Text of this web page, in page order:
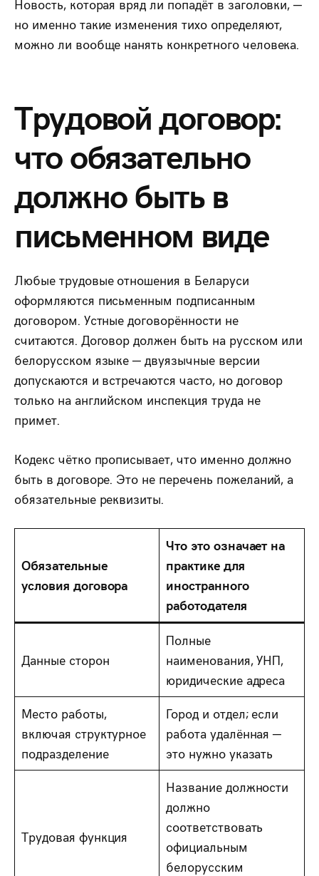
Новость, которая вряд ли попадёт в заголовки, —
но именно такие изменения тихо определяют,
можно ли вообще нанять конкретного человека.
Трудовой договор:
что обязательно
должно быть в
письменном виде
Любые трудовые отношения в Беларуси
оформляются письменным подписанным
договором. Устные договорённости не
считаются. Договор должен быть на русском или
белорусском языке — двуязычные версии
допускаются и встречаются часто, но договор
только на английском инспекция труда не
примет.
Кодекс чётко прописывает, что именно должно
быть в договоре. Это не перечень пожеланий, а
обязательные реквизиты.
Обязательные
условия договора
Что это означает на
практике для
иностранного
работодателя
Данные сторон
Полные
наименования, УНП,
юридические адреса
Место работы,
включая структурное
подразделение
Город и отдел; если
работа удалённая —
это нужно указать
Трудовая функция
Название должности
должно
соответствовать
официальным
белорусским